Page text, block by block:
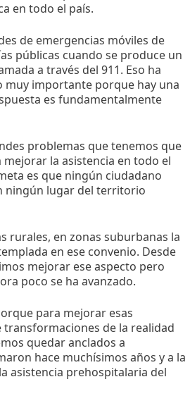
en todo el país.
de emergencias móviles de
públicas cuando se produce un
a través del 911. Eso ha
muy importante porque hay una
es fundamentalmente
problemas que tenemos que
la asistencia en todo el
es que ningún ciudadano
ningún lugar del territorio
rurales, en zonas suburbanas la
en ese convenio. Desde
mejorar ese aspecto pero
poco se ha avanzado.
para mejorar esas
transformaciones de la realidad
quedar anclados a
hace muchísimos años y a la
asistencia prehospitalaria del